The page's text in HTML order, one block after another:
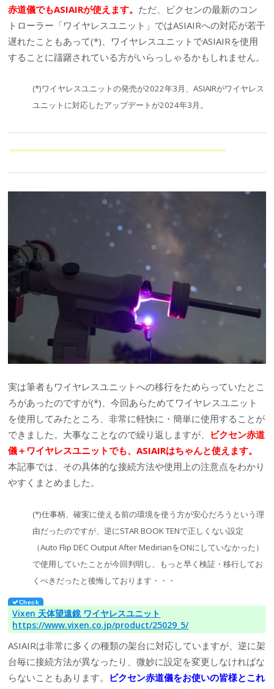
赤道儀でもASIAIRが使えます。 ただ、ビクセンの最新のコン
トローラー「ワイヤレスユニット」ではASIAIRへの対応が若干
遅れたこともあって(*)、ワイヤレスユニットでASIAIRを使用
することに躊躇されている方がいらっしゃるかもしれません。
(*)ワイヤレスユニットの発売が2022年3月、ASIAIRがワイヤレス
ユニットに対応したアップデートが2024年3月。
実は筆者もワイヤレスユニットへの移行をためらっていたとこ
ろがあったのですが(*)、今回あらためてワイヤレスユニット
を使用してみたところ、非常に軽快に・簡単に使用することが
できました。大事なことなので繰り返しますが、 ビクセン赤道
儀＋ワイヤレスユニットでも、ASIAIRはちゃんと使えます。
本記事では、その具体的な接続方法や使用上の注意点をわかり
やすくまとめました。
(*)仕事柄、確実に使える前の環境を使う方が安心だろうという理
由だったのですが、逆にSTAR BOOK TENで正しくない設定
（Auto Flip DEC Output After MedirianをONにしていなかった）
で使用していたことが今回判明し、もっと早く検証・移行してお
くべきだったと後悔しております・・・
Vixen 天体望遠鏡 ワイヤレスユニット
https://www.vixen.co.jp/product/25029_5/
ASIAIRは非常に多くの種類の架台に対応していますが、逆に架
台毎に接続方法が異なったり、微妙に設定を変更しなければな
らないこともあります。 ビクセン赤道儀をお使いの皆様とこれ